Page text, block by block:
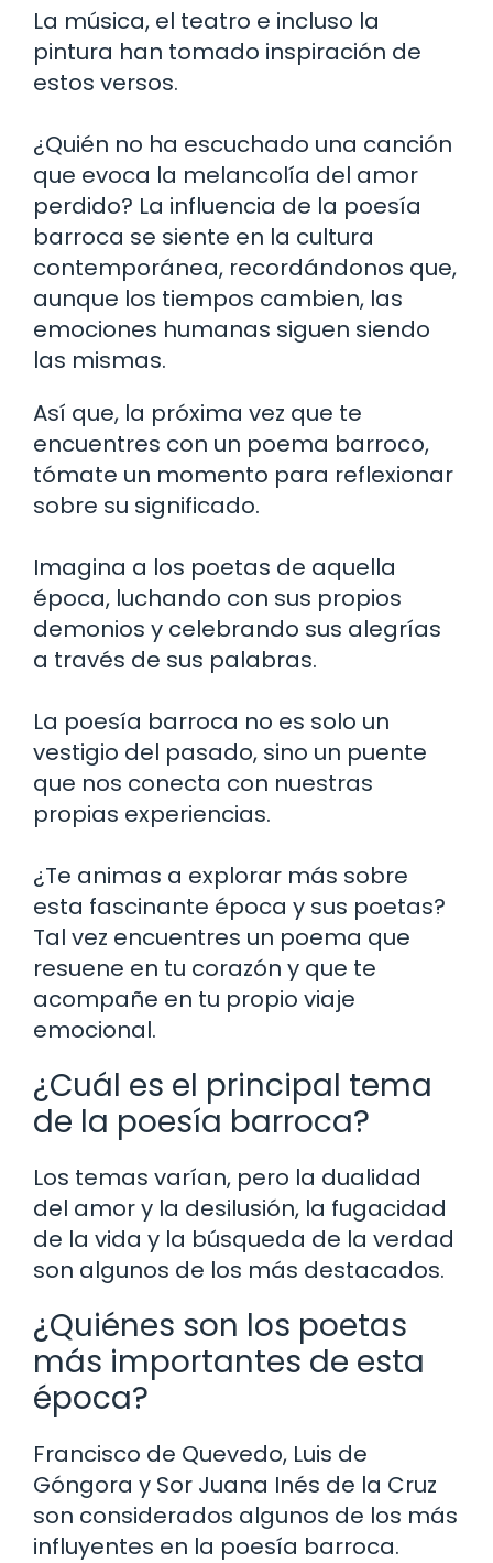
La música, el teatro e incluso la
pintura han tomado inspiración de
estos versos.
¿Quién no ha escuchado una canción
que evoca la melancolía del amor
perdido? La influencia de la poesía
barroca se siente en la cultura
contemporánea, recordándonos que,
aunque los tiempos cambien, las
emociones humanas siguen siendo
las mismas.
Así que, la próxima vez que te
encuentres con un poema barroco,
tómate un momento para reflexionar
sobre su significado.
Imagina a los poetas de aquella
época, luchando con sus propios
demonios y celebrando sus alegrías
a través de sus palabras.
La poesía barroca no es solo un
vestigio del pasado, sino un puente
que nos conecta con nuestras
propias experiencias.
¿Te animas a explorar más sobre
esta fascinante época y sus poetas?
Tal vez encuentres un poema que
resuene en tu corazón y que te
acompañe en tu propio viaje
emocional.
¿Cuál es el principal tema
de la poesía barroca?
Los temas varían, pero la dualidad
del amor y la desilusión, la fugacidad
de la vida y la búsqueda de la verdad
son algunos de los más destacados.
¿Quiénes son los poetas
más importantes de esta
época?
Francisco de Quevedo, Luis de
Góngora y Sor Juana Inés de la Cruz
son considerados algunos de los más
influyentes en la poesía barroca.